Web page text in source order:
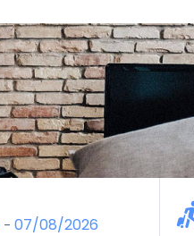
- 07/08/2026